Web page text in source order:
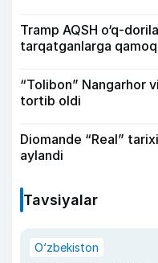
Tramp AQSH o‘q-
tarqatganlarga
“Tolibon” Nangarhor
tortib oldi
Diomande “Real”
aylandi
Tavsiyalar
O‘zbekiston